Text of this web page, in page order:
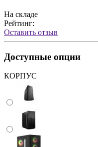
На складе
Рейтинг:
Оставить отзыв
Доступные опции
КОРПУС